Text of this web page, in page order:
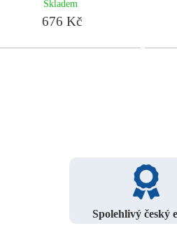
Skladem
676 Kč
Spolehlivý český